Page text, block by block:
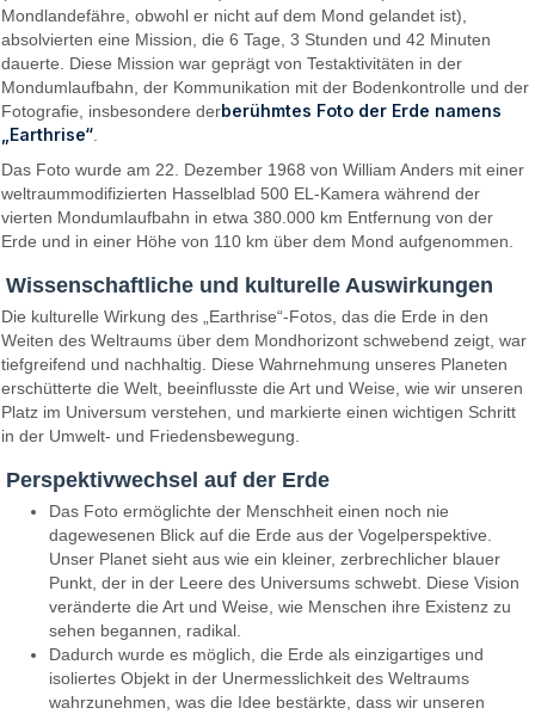
Mondlandefähre, obwohl er nicht auf dem Mond gelandet ist),
absolvierten eine Mission, die 6 Tage, 3 Stunden und 42 Minuten
dauerte. Diese Mission war geprägt von Testaktivitäten in der
Mondumlaufbahn, der Kommunikation mit der Bodenkontrolle und der
Fotografie, insbesondere derberühmtes Foto der Erde namens
„Earthrise“
Das Foto wurde am 22. Dezember 1968 von William Anders mit einer
weltraummodifizierten Hasselblad 500 EL-Kamera während der
vierten Mondumlaufbahn in etwa 380.000 km Entfernung von der
Erde und in einer Höhe von 110 km über dem Mond aufgenommen.
Wissenschaftliche und kulturelle Auswirkungen
Die kulturelle Wirkung des „Earthrise“-Fotos, das die Erde in den
Weiten des Weltraums über dem Mondhorizont schwebend zeigt, war
tiefgreifend und nachhaltig. Diese Wahrnehmung unseres Planeten
erschütterte die Welt, beeinflusste die Art und Weise, wie wir unseren
Platz im Universum verstehen, und markierte einen wichtigen Schritt
in der Umwelt- und Friedensbewegung.
Perspektivwechsel auf der Erde
Das Foto ermöglichte der Menschheit einen noch nie
dagewesenen Blick auf die Erde aus der Vogelperspektive.
Unser Planet sieht aus wie ein kleiner, zerbrechlicher blauer
Punkt, der in der Leere des Universums schwebt. Diese Vision
veränderte die Art und Weise, wie Menschen ihre Existenz zu
sehen begannen, radikal.
Dadurch wurde es möglich, die Erde als einzigartiges und
isoliertes Objekt in der Unermesslichkeit des Weltraums
wahrzunehmen, was die Idee bestärkte, dass wir unseren